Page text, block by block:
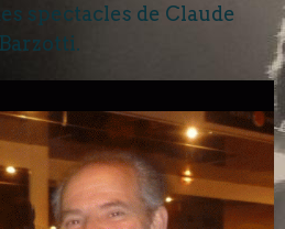
spectacles de Claude
Barzotti.